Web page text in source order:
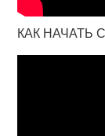
КАК НАЧАТЬ